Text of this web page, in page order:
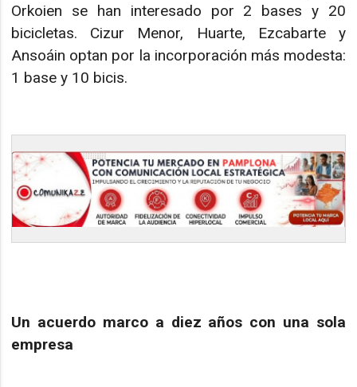
Orkoien se han interesado por 2 bases y 20
bicicletas. Cizur Menor, Huarte, Ezcabarte y
Ansoáin optan por la incorporación más modesta:
1 base y 10 bicis.
Un acuerdo marco a diez años con una sola
empresa